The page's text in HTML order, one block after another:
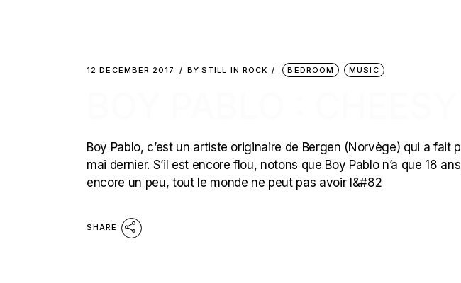
12 DECEMBER 2017 BY STILL IN ROCK BEDROOM MUSIC
Boy Pablo, c’est un artiste originaire de Bergen (Norvège) qui a fait
mai dernier. S’il est encore flou, notons que Boy Pablo n’a que 18
encore un peu, tout le monde ne peut pas avoir l&#82
SHARE